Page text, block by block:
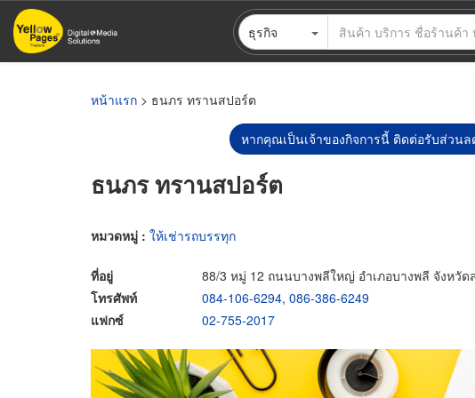
ข้าม
ไป
ธุรกิจ
หน้าแรก > ธนภร ทรานสปอร์ต
หากคุณเป็นเจ้าของกิจการนี้ ติดต่อรับส่วนล
ธนภร ทรานสปอร์ต
หมวดหมู่ : ให้เช่ารถบรรทุก
ที่อยู่
88/3 หมู่ 12 ถนนบางพลีใหญ่ อำเภอบางพลี จังหวัด
โทรศัพท์
084-106-6294, 086-386-6249
แฟกซ์
02-755-2017